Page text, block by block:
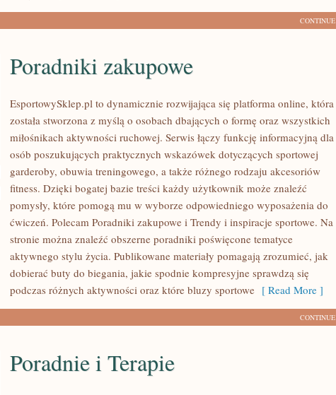
CONTINUE
PORADNIKI
ZAKUPOWE
Poradniki zakupowe
EsportowySklep.pl to dynamicznie rozwijająca się platforma online, która
została stworzona z myślą o osobach dbających o formę oraz wszystkich
miłośnikach aktywności ruchowej. Serwis łączy funkcję informacyjną dla
osób poszukujących praktycznych wskazówek dotyczących sportowej
garderoby, obuwia treningowego, a także różnego rodzaju akcesoriów
fitness. Dzięki bogatej bazie treści każdy użytkownik może znaleźć
pomysły, które pomogą mu w wyborze odpowiedniego wyposażenia do
ćwiczeń. Polecam Poradniki zakupowe i Trendy i inspiracje sportowe. Na
stronie można znaleźć obszerne poradniki poświęcone tematyce
aktywnego stylu życia. Publikowane materiały pomagają zrozumieć, jak
dobierać buty do biegania, jakie spodnie kompresyjne sprawdzą się
podczas różnych aktywności oraz które bluzy sportowe [ Read More ]
CONTINUE
Poradnie i Terapie